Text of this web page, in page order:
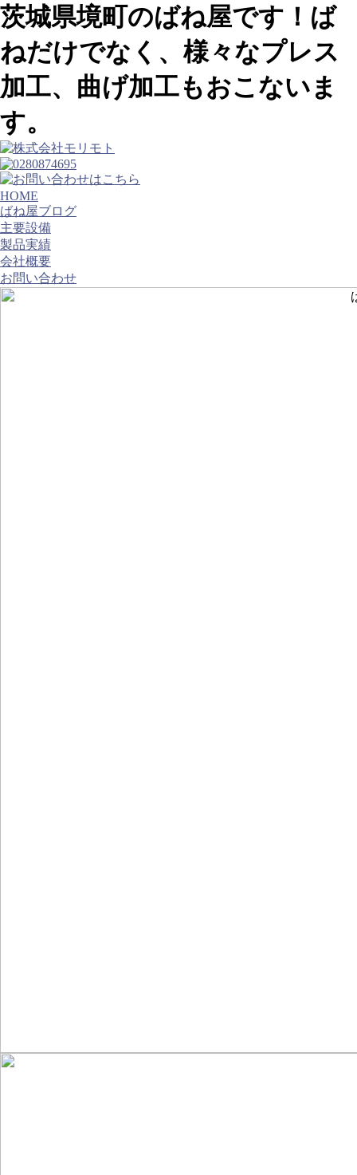
茨城県境町のばね屋です！ば
ねだけでなく、様々なプレス
加工、曲げ加工もおこないま
す。
HOME
ばね屋ブログ
主要設備
製品実績
会社概要
お問い合わせ